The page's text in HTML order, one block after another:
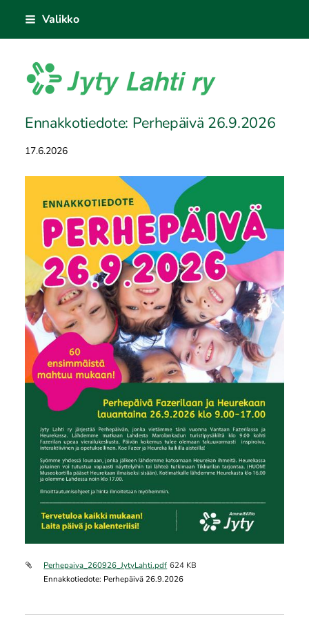
sisältöön
Valikko
Jyty Lahti ry
Ennakkotiedote: Perhepäivä 26.9.2026
17.6.2026
Perhepaiva_260926_JytyLahti.pdf 624 KB
Ennakkotiedote: Perhepäivä 26.9.2026